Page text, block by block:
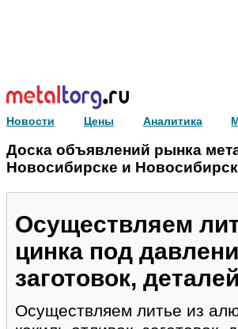
Новости Цены Аналитика
Доска объявлений рынка
Новосибирске и
Осуществляем
цинка под
заготовок,
Осуществляем литье из